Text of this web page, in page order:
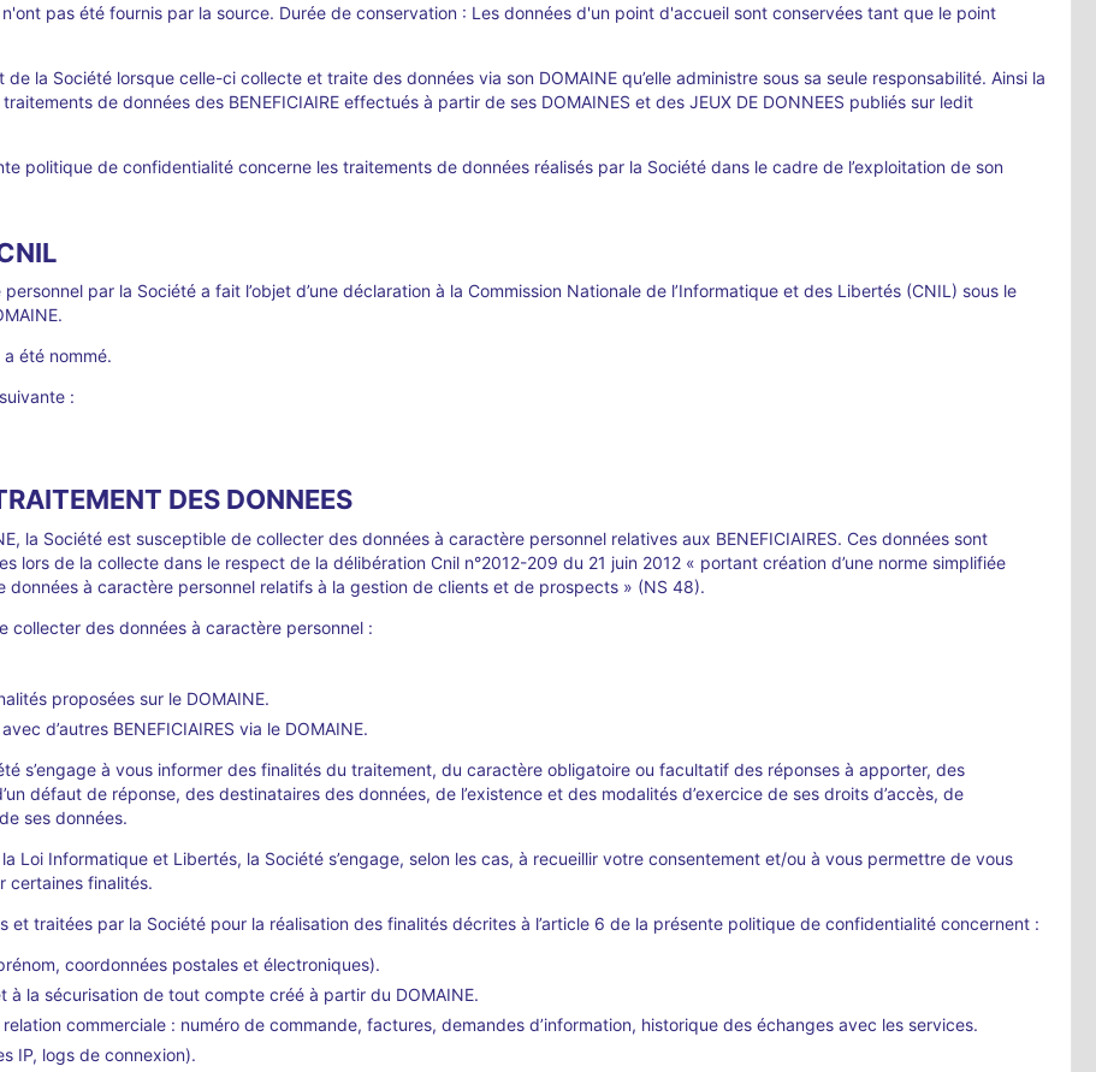
pas été fournis par la source. Durée de conservation : Les données d'un point d'accueil sont conservées tant que le point
la Société lorsque celle-ci collecte et traite des données via son DOMAINE qu’elle administre sous sa seule responsabilité. Ainsi la
de données des BENEFICIAIRE effectués à partir de ses DOMAINES et des JEUX DE DONNEES publiés sur ledit
politique de confidentialité concerne les traitements de données réalisés par la Société dans le cadre de l’exploitation de son
par la Société a fait l’objet d’une déclaration à la Commission Nationale de l’Informatique et des Libertés (CNIL) sous le
été nommé.
:
DES DONNEES
la Société est susceptible de collecter des données à caractère personnel relatives aux BENEFICIAIRES. Ces données sont
lors de la collecte dans le respect de la délibération Cnil n°2012-209 du 21 juin 2012 « portant création d’une norme simplifiée
à caractère personnel relatifs à la gestion de clients et de prospects » (NS 48).
collecter des données à caractère personnel :
proposées sur le DOMAINE.
d’autres BENEFICIAIRES via le DOMAINE.
s’engage à vous informer des finalités du traitement, du caractère obligatoire ou facultatif des réponses à apporter, des
défaut de réponse, des destinataires des données, de l’existence et des modalités d’exercice de ses droits d’accès, de
ses données.
Loi Informatique et Libertés, la Société s’engage, selon les cas, à recueillir votre consentement et/ou à vous permettre de vous
certaines finalités.
et traitées par la Société pour la réalisation des finalités décrites à l’article 6 de la présente politique de confidentialité concernent :
coordonnées postales et électroniques).
à la sécurisation de tout compte créé à partir du DOMAINE.
commerciale : numéro de commande, factures, demandes d’information, historique des échanges avec les services.
IP, logs de connexion).